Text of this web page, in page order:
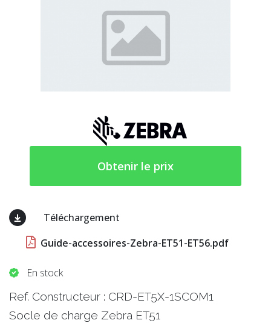
Obtenir le prix
Téléchargement
Guide-accessoires-Zebra-ET51-ET56.pdf
En stock
Ref. Constructeur : CRD-ET5X-1SCOM1
Socle de charge Zebra ET51